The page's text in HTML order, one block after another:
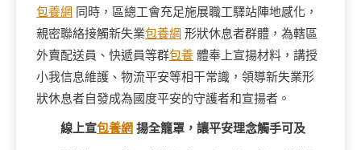
包養網 同時，區總工會充足施展職工驛站陣地感化，
親密聯絡接觸新失業包養網 形狀休息者群體，為轄區
外賣配送員、快遞員等群包養 體奉上宣揚材料，講授
小我信息維護、物流平安等相干常識，領導新失業形
狀休息者自發成為國度平安的守護者和宣揚者。
線上宣包養網 揚全籠罩，讓平安理念觸手可及